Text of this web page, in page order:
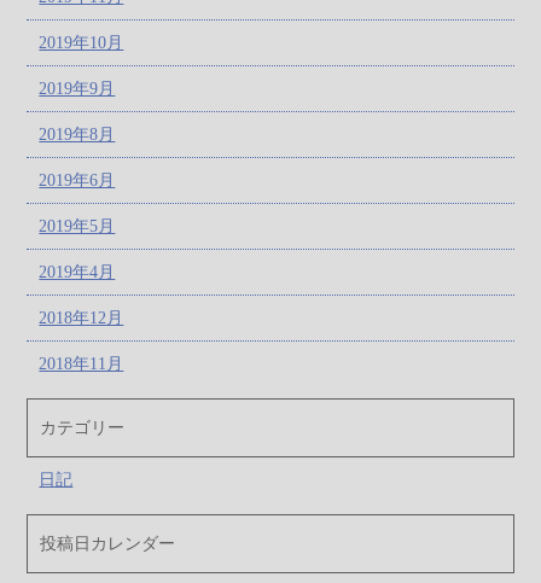
2019年10月
2019年9月
2019年8月
2019年6月
2019年5月
2019年4月
2018年12月
2018年11月
カテゴリー
日記
投稿日カレンダー